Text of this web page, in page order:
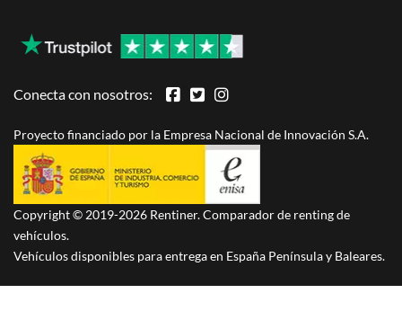
Conecta con nosotros:
Proyecto financiado por la Empresa Nacional de Innovación S.A.
Copyright © 2019-2026 Rentiner. Comparador de renting de
vehículos.
Vehículos disponibles para entrega en España Península y Baleares.